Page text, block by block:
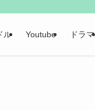
ル Youtube ドラマ